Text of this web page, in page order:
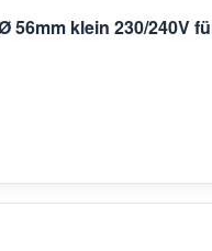
56mm klein 230/240V